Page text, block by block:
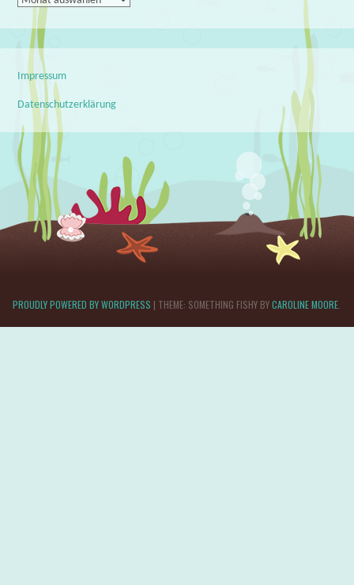
Impressum
Datenschutzerklärung
PROUDLY POWERED BY WORDPRESS | THEME: SOMETHING FISHY BYCAROLINE MOORE